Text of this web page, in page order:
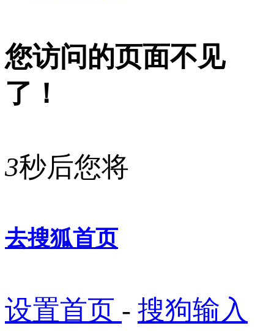
您访问的页面不见
了！
3秒后您将
去搜狐首页
设置首页 - 搜狗输入